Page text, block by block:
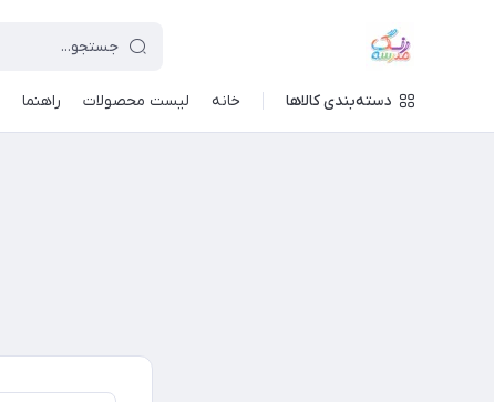
دسته‌بندی کالاها خانه لیست محصولات راهنما